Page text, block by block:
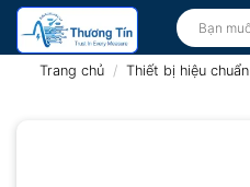
Bỏ
qua
Tìm
kiếm:
Trang chủ / Thiết bị hiệu chuẩn